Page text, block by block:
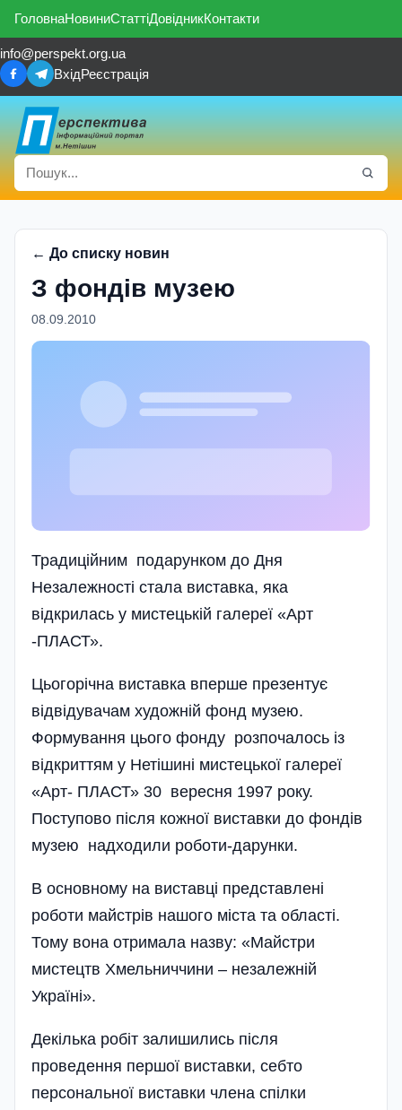
ГоловнаНовиниСтаттіДовідникКонтакти
info@perspekt.org.ua
ВхідРеєстрація
← До списку новин
З фондiв музею
08.09.2010
Традиційним подарунком до Дня
Незалежності стала виставка, яка
відкрилась у мистецькій галереї «Арт
-ПЛАСТ».
Цьогорічна виставка вперше презентує
відвідувачам художній фонд музею.
Формування цього фонду розпочалось із
відкриттям у Нетішині мистецької галереї
«Арт- ПЛАСТ» 30 вересня 1997 року.
Поступово після кожної виставки до фондів
музею надходили роботи-дарунки.
В основному на виставці представлені
роботи майстрів нашого міста та області.
Тому вона отримала назву: «Майстри
мистецтв Хмельниччини – незалежній
Україні».
Декілька робіт залишились після
проведення першої виставки, себто
персональної виставки члена спілки